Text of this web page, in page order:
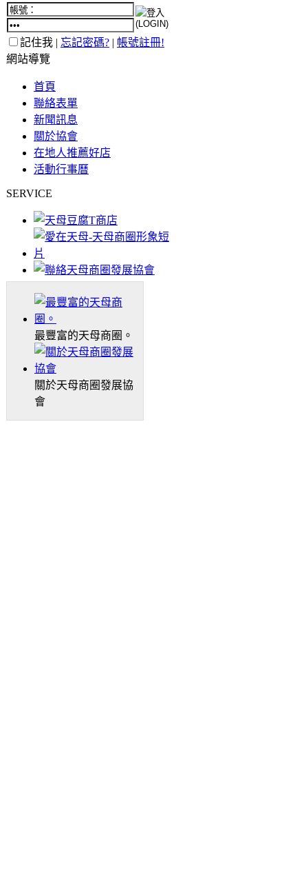
記住我 | 忘記密碼? | 帳號註冊!
網站導覽
首頁
聯絡表單
新聞訊息
關於協會
在地人推薦好店
活動行事曆
SERVICE
最豐富的天母商圈。
關於天母商圈發展協
會